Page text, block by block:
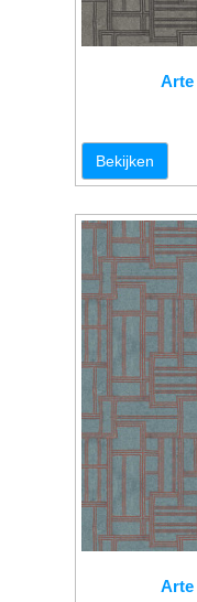
Arte
Bekijken
Arte